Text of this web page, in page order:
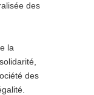
des
la
des